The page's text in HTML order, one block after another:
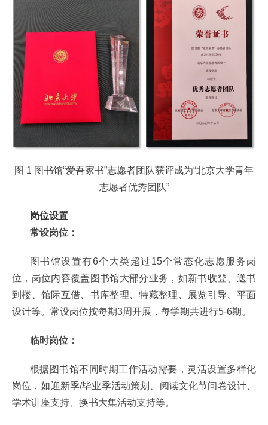
图 1 图书馆“爱吾家书”志愿者团队获评成为“北京大学青年
志愿者优秀团队”
岗位设置
常设岗位：
图书馆设置有6个大类超过15个常态化志愿服务岗
位，岗位内容覆盖图书馆大部分业务，如新书收登、送书
到楼、馆际互借、书库整理、特藏整理、展览引导、平面
设计等。常设岗位按每期3周开展，每学期共进行5-6期。
临时岗位：
根据图书馆不同时期工作活动需要，灵活设置多样化
岗位，如迎新季/毕业季活动策划、阅读文化节问卷设计、
学术讲座支持、换书大集活动支持等。